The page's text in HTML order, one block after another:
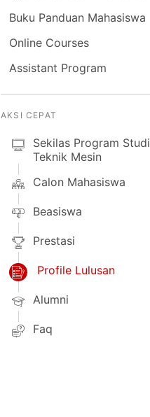
Buku Panduan Mahasiswa
Online Courses
Assistant Program
AKSI CEPAT
Sekilas Program Studi
Teknik Mesin
Calon Mahasiswa
Beasiswa
Prestasi
Profile Lulusan
Alumni
Faq